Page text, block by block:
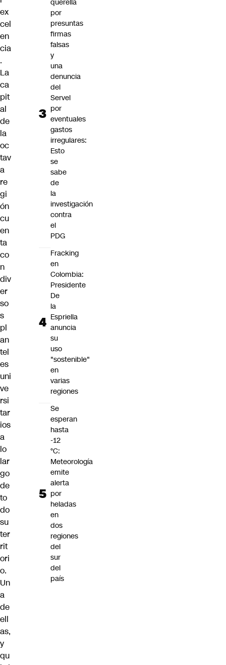
ex
cel
en
cia
.
La
ca
pit
al
de
la
oc
tav
a
re
gi
ón
cu
en
ta
co
n
div
er
so
s
pl
an
tel
es
uni
ve
rsi
tar
ios
a
lo
lar
go
de
to
do
su
ter
rit
ori
o.
Un
a
de
ell
as,
y
qu
querella
por
presuntas
firmas
falsas
y
una
denuncia
del
Servel
por
eventuales
gastos
irregulares:
Esto
se
sabe
de
la
investigación
contra
el
PDG
Fracking
en
Colombia:
Presidente
De
la
Espriella
anuncia
su
uso
"sostenible"
en
varias
regiones
Se
esperan
hasta
-12
°C:
Meteorología
emite
alerta
por
heladas
en
dos
regiones
del
sur
del
país